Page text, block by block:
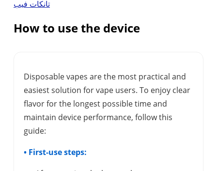
تانكات فيب
How to use the device
Disposable vapes are the most practical and
easiest solution for vape users. To enjoy clear
flavor for the longest possible time and
maintain device performance, follow this
guide:
• First-use steps: